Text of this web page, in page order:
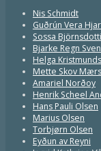
Nis Schmidt
Guðrún Vera
Sossa
Bjarke Regn
Helga
Mette Skov
Amariel Norðoy
Henrik Scheel
Hans Pauli Olsen
Marius Olsen
Torbjørn Olsen
Eyðun av Reyni